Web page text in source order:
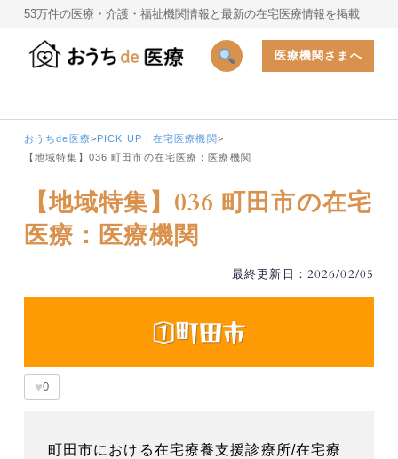
53万件の医療・介護・福祉機関情報と最新の在宅医療情報を掲載
医療機関さまへ
おうちde医療>PICK UP！在宅医療機関>
【地域特集】036 町田市の在宅医療：医療機関
【地域特集】036 町田市の在宅
医療：医療機関
最終更新日：2026/02/05
♥0
町田市における在宅療養支援診療所/在宅療